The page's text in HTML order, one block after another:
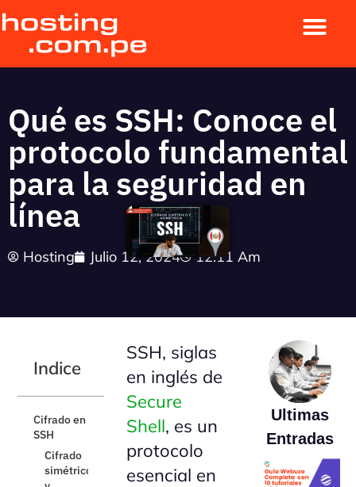
Qué es SSH: Conoce el
protocolo fundamental
para la seguridad en
línea
Hosting Julio 12, 2024 12:11 Am
Indice
Cifrado en
SSH
Funcionamiento
de SSH
SSH, siglas
en inglés de
Secure
Shell, es un
protocolo
esencial en
Ultimas
Entradas